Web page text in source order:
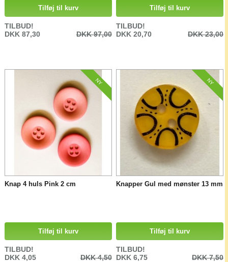
Blue, Green, Orange og Pink
Tilføj til kurv
TILBUD!
DKK 87,30
DKK 97,00
Tilføj til kurv
TILBUD!
DKK 20,70
DKK 23,00
NY
Knap 4 huls Pink 2 cm
Tilføj til kurv
TILBUD!
DKK 4,05
DKK 4,50
NY
Knapper Gul med mønster 13 mm
Tilføj til kurv
TILBUD!
DKK 6,75
DKK 7,50